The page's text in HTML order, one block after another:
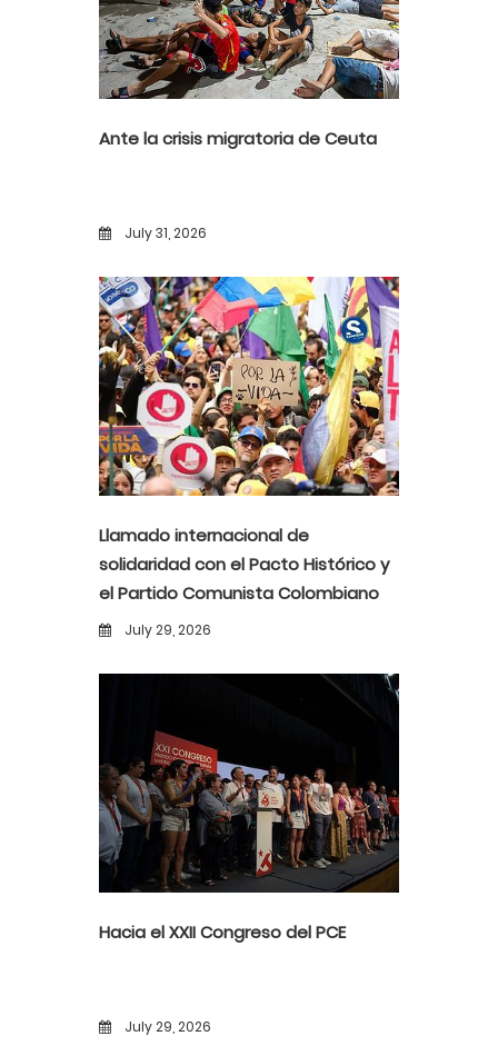
Ante la crisis migratoria de Ceuta
July 31, 2026
Llamado internacional de
solidaridad con el Pacto Histórico y
el Partido Comunista Colombiano
ante la alerta democrática y la
July 29, 2026
Hacia el XXII Congreso del PCE
July 29, 2026